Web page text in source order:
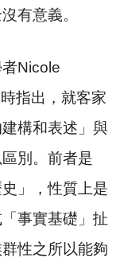
有意義。
Nicole
指出，就客家
構和表述」與
別。前者是
」，性質上是
事實基礎」扯
性之所以能夠